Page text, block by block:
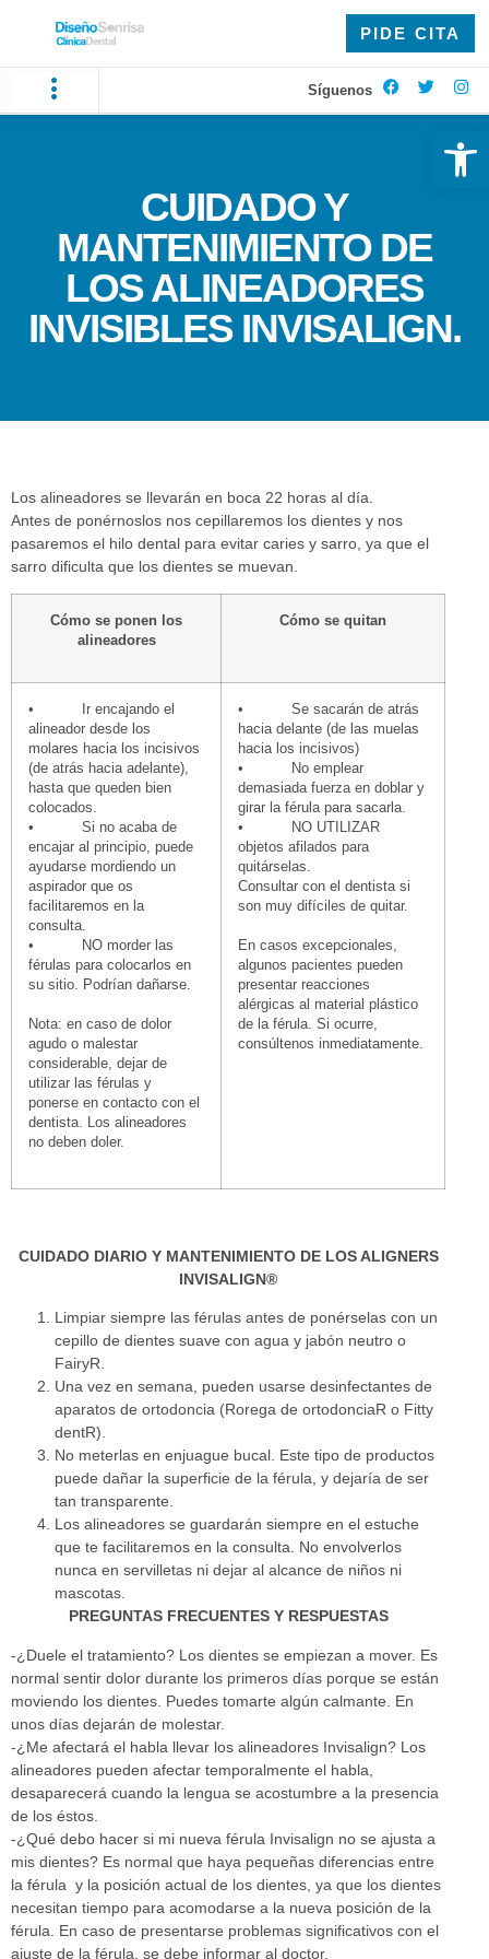
PIDE CITA
Síguenos
CUIDADO Y
MANTENIMIENTO DE
LOS ALINEADORES
INVISIBLES INVISALIGN.
Los alineadores se llevarán en boca 22 horas al día.
Antes de ponérnoslos nos cepillaremos los dientes y nos
pasaremos el hilo dental para evitar caries y sarro, ya que el
sarro dificulta que los dientes se muevan.
Cómo se ponen los
alineadores
Cómo se quitan
• Ir encajando el
alineador desde los
molares hacia los incisivos
(de atrás hacia adelante),
hasta que queden bien
colocados.
• Si no acaba de
encajar al principio, puede
ayudarse mordiendo un
aspirador que os
facilitaremos en la
consulta.
• NO morder las
férulas para colocarlos en
su sitio. Podrían dañarse.
Nota: en caso de dolor
agudo o malestar
considerable, dejar de
utilizar las férulas y
ponerse en contacto con el
dentista. Los alineadores
no deben doler.
• Se sacarán de atrás
hacia delante (de las muelas
hacia los incisivos)
• No emplear
demasiada fuerza en doblar y
girar la férula para sacarla.
• NO UTILIZAR
objetos afilados para
quitárselas.
Consultar con el dentista si
son muy difíciles de quitar.
En casos excepcionales,
algunos pacientes pueden
presentar reacciones
alérgicas al material plástico
de la férula. Si ocurre,
consúltenos inmediatamente.
CUIDADO DIARIO Y MANTENIMIENTO DE LOS ALIGNERS
INVISALIGN®
Limpiar siempre las férulas antes de ponérselas con un
cepillo de dientes suave con agua y jabón neutro o
FairyR.
Una vez en semana, pueden usarse desinfectantes de
aparatos de ortodoncia (Rorega de ortodonciaR o Fitty
dentR).
No meterlas en enjuague bucal. Este tipo de productos
puede dañar la superficie de la férula, y dejaría de ser
tan transparente.
Los alineadores se guardarán siempre en el estuche
que te facilitaremos en la consulta. No envolverlos
nunca en servilletas ni dejar al alcance de niños ni
mascotas.
PREGUNTAS FRECUENTES Y RESPUESTAS
-¿Duele el tratamiento? Los dientes se empiezan a mover. Es
normal sentir dolor durante los primeros días porque se están
moviendo los dientes. Puedes tomarte algún calmante. En
unos días dejarán de molestar.
-¿Me afectará el habla llevar los alineadores Invisalign? Los
alineadores pueden afectar temporalmente el habla,
desaparecerá cuando la lengua se acostumbre a la presencia
de los éstos.
-¿Qué debo hacer si mi nueva férula Invisalign no se ajusta a
mis dientes? Es normal que haya pequeñas diferencias entre
la férula y la posición actual de los dientes, ya que los dientes
necesitan tiempo para acomodarse a la nueva posición de la
férula. En caso de presentarse problemas significativos con el
ajuste de la férula, se debe informar al doctor.